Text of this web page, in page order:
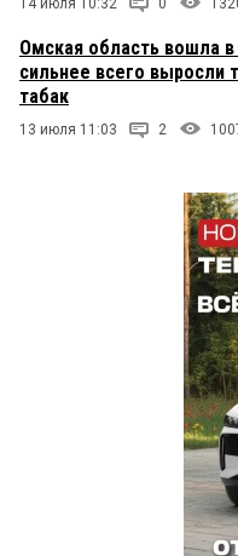
14 июля 10:32 0
Омская область вошла в
сильнее всего выросли
табак
13 июля 11:03 2